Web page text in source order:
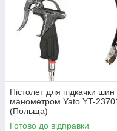
Пістолет для підкачки шин
манометром Yato YT-
(Польща)
Готово до відправки